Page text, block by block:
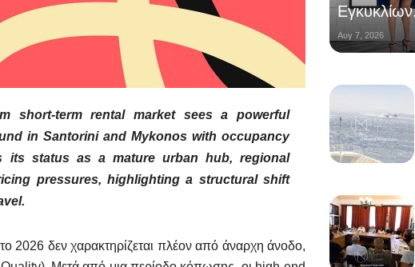
short-term rental market sees a powerful
in Santorini and Mykonos with occupancy
its status as a mature urban hub, regional
pressures, highlighting a structural shift
2026 δεν χαρακτηρίζεται πλέον από άναρχη άνοδο,
Αυγ 7, 2026